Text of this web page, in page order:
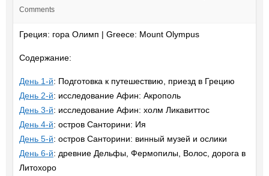
Comments
Греция: гора Олимп | Greece: Mount Olympus
Содержание:
День 1-й: Подготовка к путешествию, приезд в Грецию
День 2-й: исследование Афин: Акрополь
День 3-й: исследование Афин: холм Ликавиттос
День 4-й: остров Санторини: Ия
День 5-й: остров Санторини: винный музей и ослики
День 6-й: древние Дельфы, Фермопилы, Волос, дорога в
Литохоро